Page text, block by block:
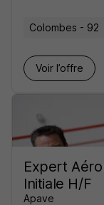
Colombes - 92
Voir l’offre
Expert
Initiale H/F
Apave